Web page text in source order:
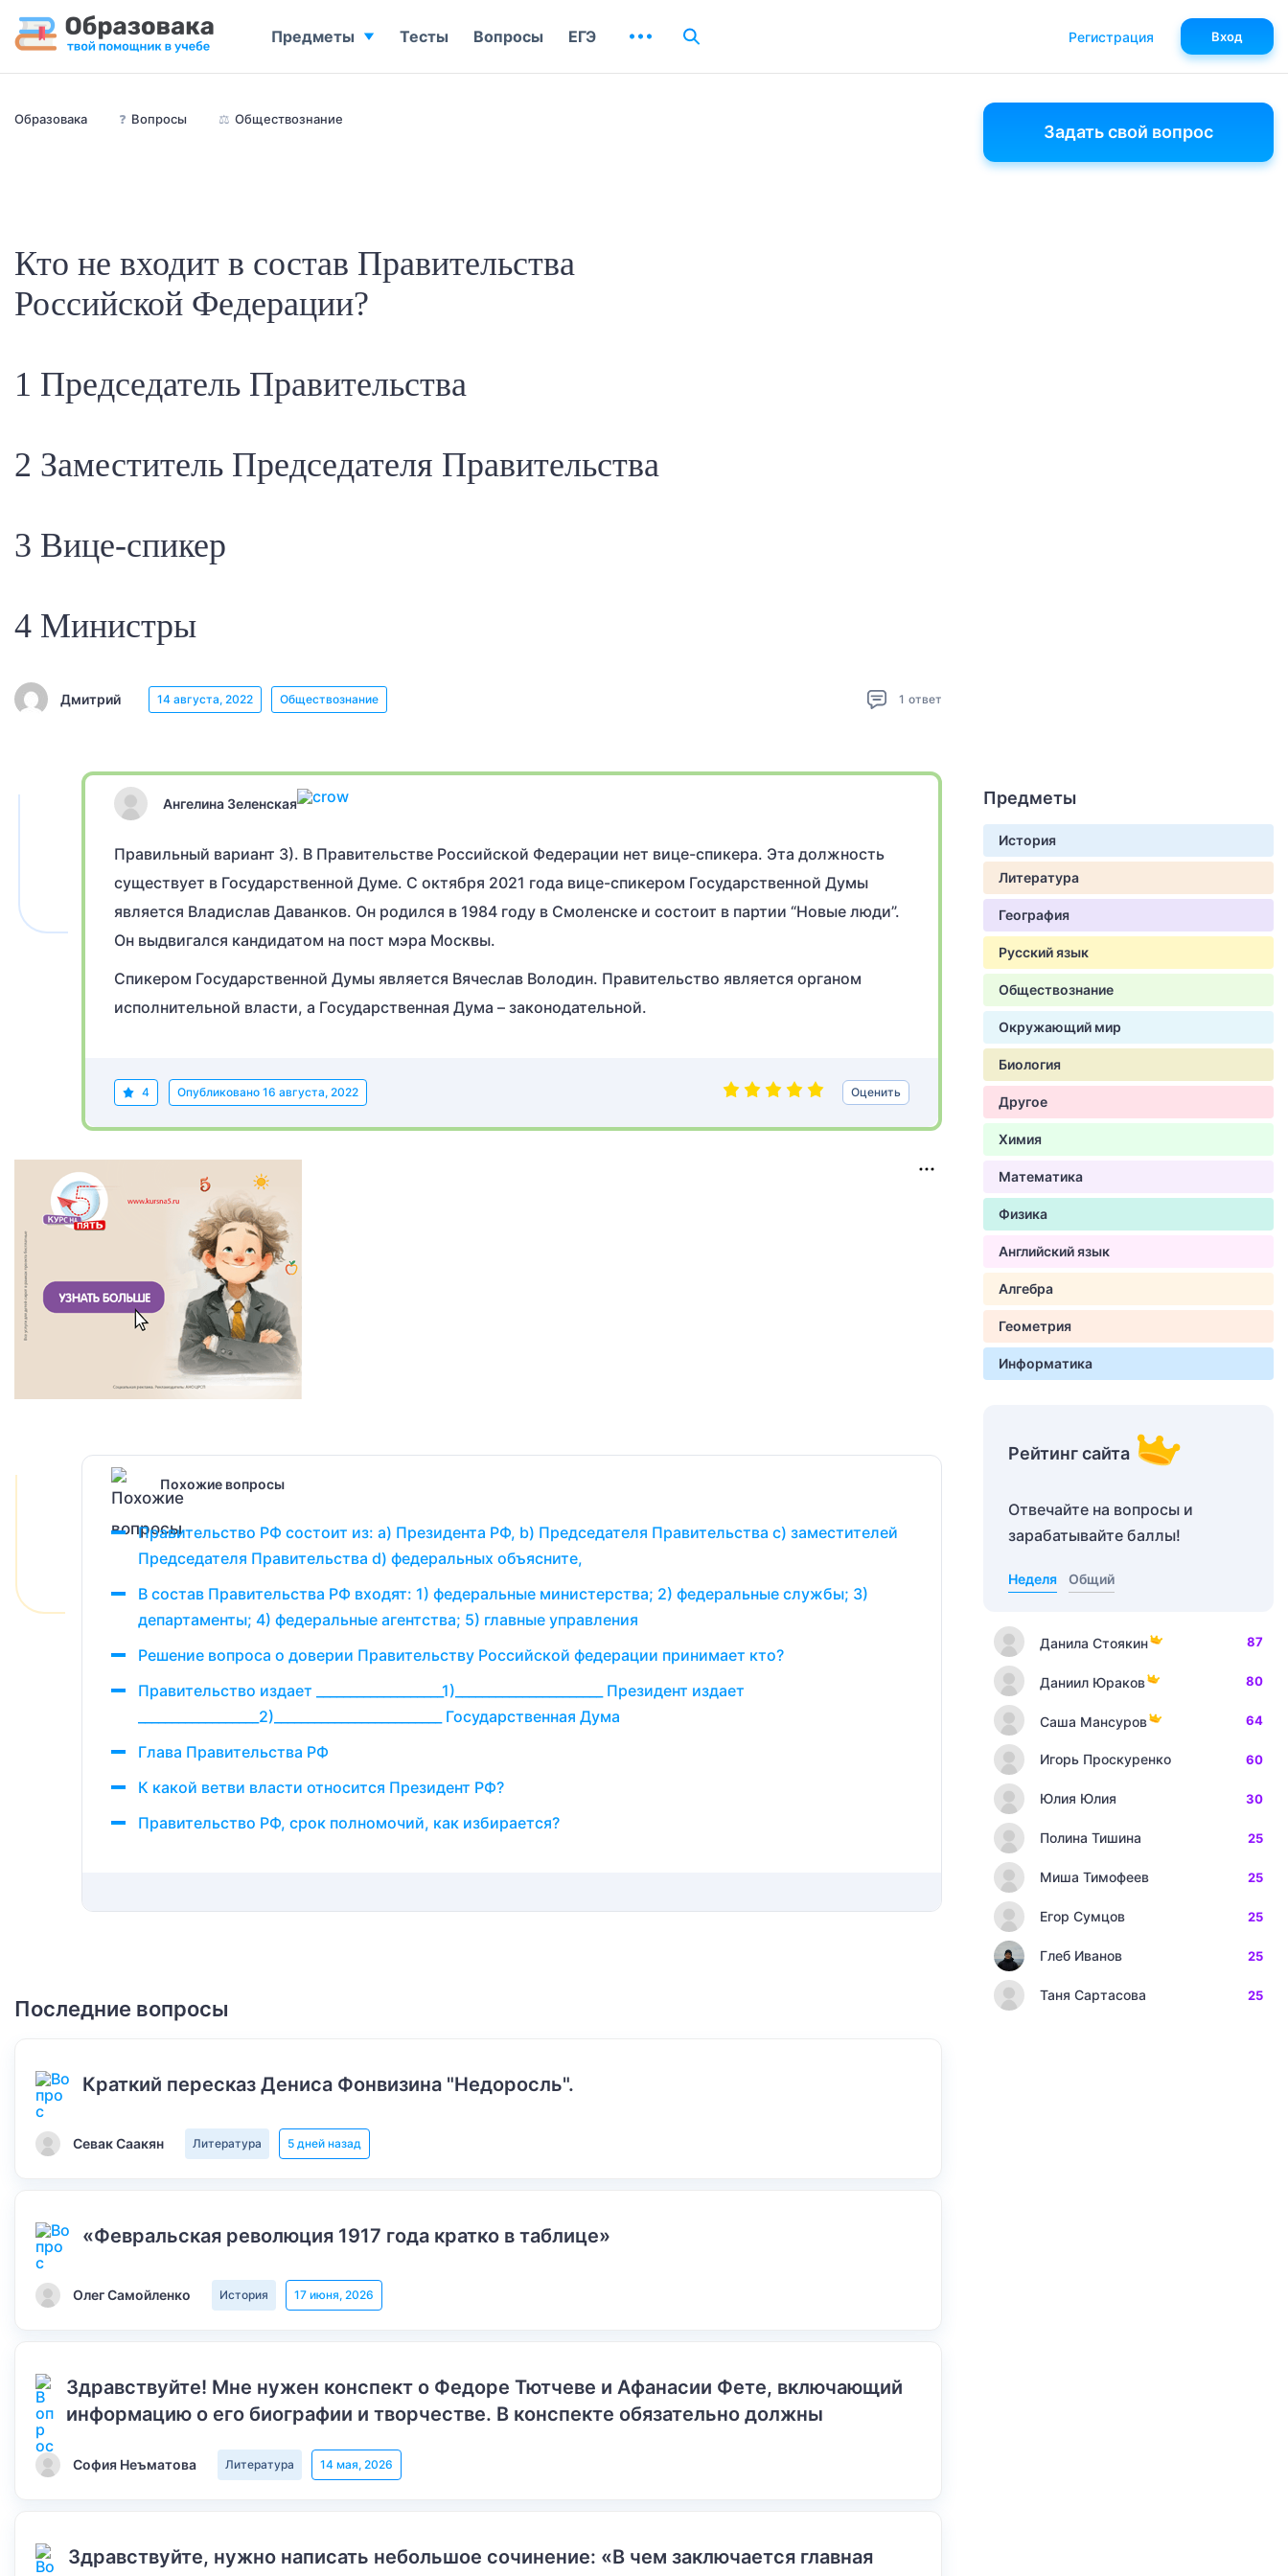
Образовака ❓ Вопросы ⚖️ Обществознание
Кто не входит в состав Правительства
Российской Федерации?
1 Председатель Правительства
2 Заместитель Председателя Правительства
3 Вице-спикер
4 Министры
Дмитрий 14 августа, 2022 Обществознание 1 ответ
Ангелина Зеленская
Правильный вариант 3). В Правительстве Российской Федерации нет вице-спикера. Эта должность
существует в Государственной Думе. С октября 2021 года вице-спикером Государственной Думы
является Владислав Даванков. Он родился в 1984 году в Смоленске и состоит в партии “Новые люди”.
Он выдвигался кандидатом на пост мэра Москвы.
Спикером Государственной Думы является Вячеслав Володин. Правительство является органом
исполнительной власти, а Государственная Дума – законодательной.
4 Опубликовано 16 августа, 2022 Оценить
Похожие вопросы
Правительство РФ состоит из: a) Президента РФ, b) Председателя Правительства c) заместителей
Председателя Прави­тельства d) федеральных объясните,
В состав Правительства РФ входят: 1) федеральные министерства; 2) федеральные службы; 3)
департаменты; 4) федеральные агентства; 5) главные управления
Решение вопроса о доверии Правительству Российской федерации принимает кто?
Правительство издает ___________________1)______________________ Президент издает
__________________2)_________________________ Государственная Дума
Глава Правительства РФ
К какой ветви власти относится Президент РФ?
Правительство РФ, срок полномочий, как избирается?
Последние вопросы
Краткий пересказ Дениса Фонвизина "Недоросль".
Севак Саакян Литература 5 дней назад
«Февральская революция 1917 года кратко в таблице»
Олег Самойленко История 17 июня, 2026
Здравствуйте! Мне нужен конспект о Федоре Тютчеве и Афанасии Фете, включающий
информацию о его биографии и творчестве. В конспекте обязательно должны
София Неъматова Литература 14 мая, 2026
Здравствуйте, нужно написать небольшое сочинение: «В чем заключается главная
Задать свой вопрос
Предметы
История
Литература
География
Русский язык
Обществознание
Окружающий мир
Биология
Другое
Химия
Математика
Физика
Английский язык
Алгебра
Геометрия
Информатика
Рейтинг сайта
Отвечайте на вопросы и
зарабатывайте баллы!
Неделя Общий
Данила Стоякин 87
Даниил Юраков 80
Саша Мансуров 64
Игорь Проскуренко 60
Юлия Юлия 30
Полина Тишина 25
Миша Тимофеев 25
Егор Сумцов 25
Глеб Иванов 25
Таня Сартасова 25
Предметы Тесты Вопросы ЕГЭ Регистрация Вход